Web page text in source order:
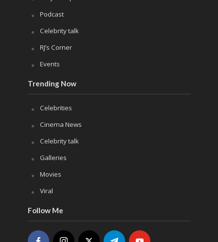
Podcast
Celebrity talk
RJ’s Corner
Events
Trending Now
Celebrities
Cinema News
Celebrity talk
Galleries
Movies
Viral
Follow Me